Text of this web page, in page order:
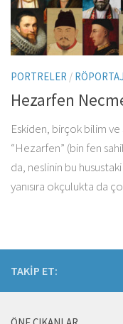
PORTRELER /
Hezarfen
Eskiden, birçok bilim
“Hezarfen” (bin fen
da, neslinin bu
yanısıra okçulukta da
TAKIP ET: